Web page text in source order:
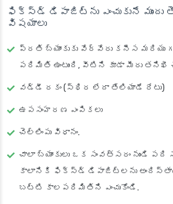
ఫిక్స్‌డ్ డిపాజిట్‌ను ఎంచుకునే
విషయాలు
ప్రతి బ్యాంకుకు వేర్వేరు కనీస
పరిమితి ఉంటుంది, వీటిని కూడా మీరు
వడ్డీ రకం (స్థిర లేదా తేలియాడే రేటు)
ఉపసంహరణ ఎంపికలు
చెల్లింపు విధానం.
చాలా బ్యాంకులు ఒక సంవత్సరం నుండి
కాలానికి ఫిక్స్‌డ్ డిపాజిట్లను
బట్టి కాలపరిమితిని ఎంచుకోండి.